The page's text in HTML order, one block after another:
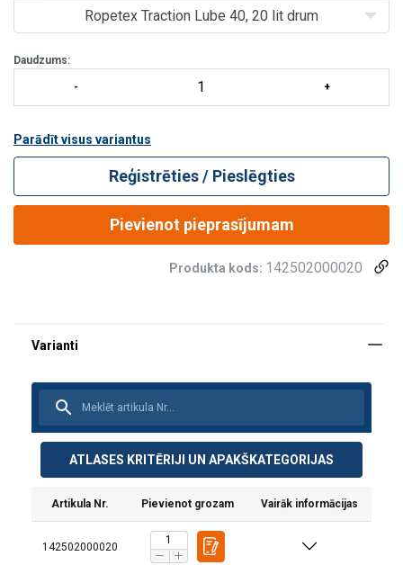
produkts 48 stundas jāuzg
Ropetex Traction Lube 40, 20 lit drum
Daudzums:
Parādīt visus variantus
Reģistrēties / Pieslēgties
Pievienot pieprasījumam
Produkta kods: 142502000020
ATLASES KRITĒRIJI UN APAKŠKATEGORIJAS
Artikula Nr. Pievienot grozam Vairāk informācijas
142502000020
Darba temperatūra :